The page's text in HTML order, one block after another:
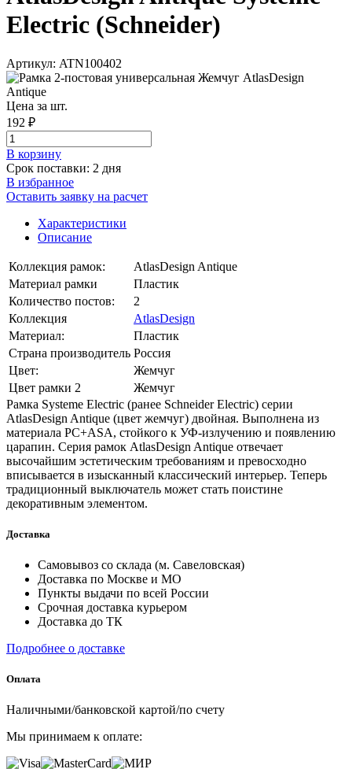
Electric (Schneider)
Артикул: ATN100402
Цена за шт.
192 ₽
В корзинy
Срок поставки: 2 дня
В избранное
Оставить заявку на расчет
Характеристики
Описание
Коллекция рамок:
AtlasDesign Antique
Материал рамки
Пластик
Количество постов:
2
Коллекция
AtlasDesign
Материал:
Пластик
Страна производитель Россия
Цвет:
Жемчуг
Цвет рамки 2
Жемчуг
Рамка Systeme Electric (ранее Schneider Electric) серии
AtlasDesign Antique (цвет жемчуг) двойная. Выполнена из
материала PС+ASA, стойкого к УФ-излучению и появлению
царапин. Серия рамок AtlasDesign Antique отвечает
высочайшим эстетическим требованиям и превосходно
вписывается в изысканный классический интерьер. Теперь
традиционный выключатель может стать поистине
декоративным элементом.
Доставка
Самовывоз со склада (м. Савеловская)
Доставка по Москве и МО
Пункты выдачи по всей России
Срочная доставка курьером
Доставка до ТК
Подробнее о доставке
Оплата
Наличными/банковской картой/по счету
Мы принимаем к оплате: